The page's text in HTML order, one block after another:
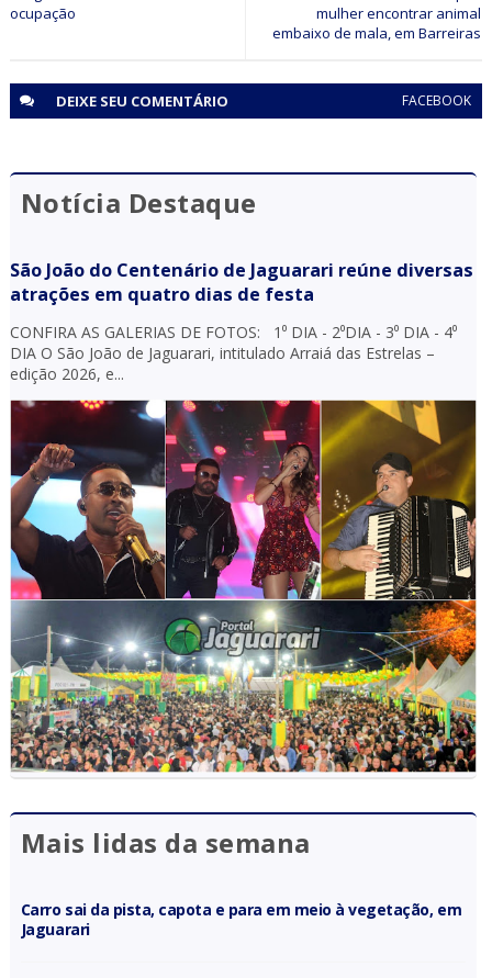
mulher encontrar animal
embaixo de mala, em Barreiras
ocupação
DEIXE SEU COMENTÁRIO FACEBOOK
Notícia Destaque
São João do Centenário de Jaguarari reúne diversas
atrações em quatro dias de festa
CONFIRA AS GALERIAS DE FOTOS: 1⁰ DIA - 2⁰DIA - 3⁰ DIA - 4⁰
DIA O São João de Jaguarari, intitulado Arraiá das Estrelas –
edição 2026, e...
Mais lidas da semana
Carro sai da pista, capota e para em meio à vegetação, em
Jaguarari